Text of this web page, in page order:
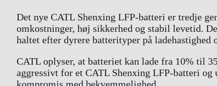
Det nye CATL Shenxing LFP-batteri er tredje
omkostninger, høj sikkerhed og stabil levetid.
haltet efter dyrere batterityper på ladehastighed
CATL oplyser, at batteriet kan lade fra 10% til
aggressivt for et CATL Shenxing LFP-batteri